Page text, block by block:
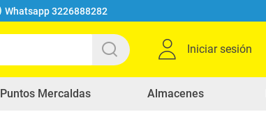
Whatsapp 3226888282
Iniciar sesión
Puntos Mercaldas Almacenes